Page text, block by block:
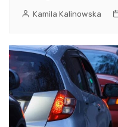
Kamila Kalinowska